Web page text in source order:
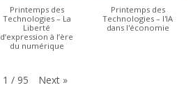
Printemps des
Technologies – La
Liberté
d’expression à l’ère
du numérique
Printemps des
Technologies – l'IA
dans l'économie
1 / 95 Next »